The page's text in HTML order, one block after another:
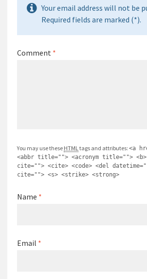
Your email address will not be
Required fields are marked (*).
Comment *
You may use these HTML tags and attributes: <a
<abbr title=""> <acronym title=""> <b>
cite=""> <cite> <code> <del
cite=""> <s> <strike> <strong>
Name *
Email *